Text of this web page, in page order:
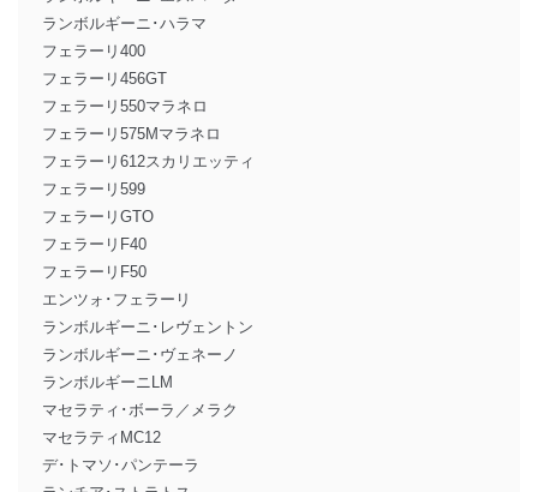
ランボルギーニ･ハラマ
フェラーリ400
フェラーリ456GT
フェラーリ550マラネロ
フェラーリ575Mマラネロ
フェラーリ612スカリエッティ
フェラーリ599
フェラーリGTO
フェラーリF40
フェラーリF50
エンツォ･フェラーリ
ランボルギーニ･レヴェントン
ランボルギーニ･ヴェネーノ
ランボルギーニLM
マセラティ･ボーラ／メラク
マセラティMC12
デ･トマソ･パンテーラ